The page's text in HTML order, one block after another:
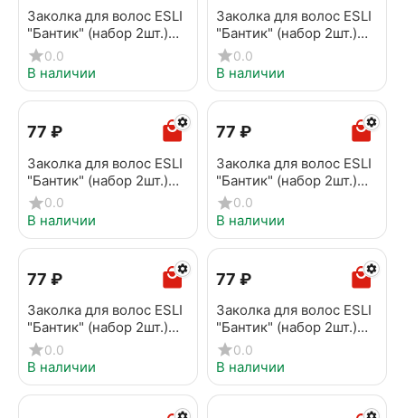
Заколка для волос ESLI
"Бантик" (набор 2шт.)
EH069
0.0
В наличии
Заколка для волос ESLI
"Бантик" (набор 2шт.)
EH087
0.0
В наличии
‍77‍ ₽
Заколка для волос ESLI
"Бантик" (набор 2шт.)
EH088
0.0
В наличии
‍77‍ ₽
Заколка для волос ESLI
"Бантик" (набор 2шт.)
EH089
0.0
В наличии
‍77‍ ₽
Заколка для волос ESLI
"Бантик" (набор 2шт.)
EH107
0.0
В наличии
‍77‍ ₽
Заколка для волос ESLI
"Бантик" (набор 2шт.)
EH108
0.0
В наличии